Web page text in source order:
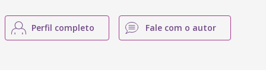
Perfil completo Fale com o autor